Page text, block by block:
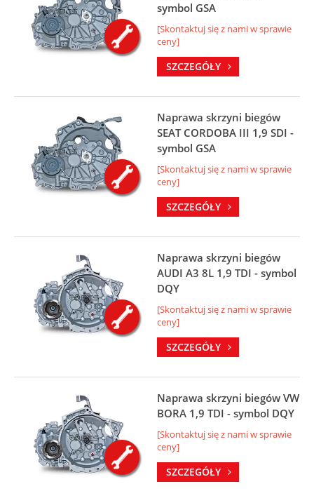
symbol GSA
[Skontaktuj się z nami w sprawie
ceny]
SZCZEGÓŁY
Naprawa skrzyni biegów
SEAT CORDOBA III 1,9 SDI -
symbol GSA
[Skontaktuj się z nami w sprawie
ceny]
SZCZEGÓŁY
Naprawa skrzyni biegów
AUDI A3 8L 1,9 TDI - symbol
DQY
[Skontaktuj się z nami w sprawie
ceny]
SZCZEGÓŁY
Naprawa skrzyni biegów VW
BORA 1,9 TDI - symbol DQY
[Skontaktuj się z nami w sprawie
ceny]
SZCZEGÓŁY